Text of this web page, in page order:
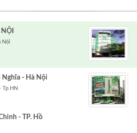
Nội
- Hà Nội
Tp.HN
- TP. Hồ